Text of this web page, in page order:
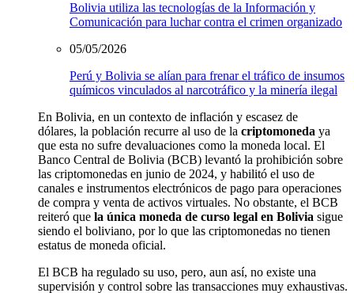
Bolivia utiliza las tecnologías de la Información y
Comunicación para luchar contra el crimen organizado
05/05/2026
Perú y Bolivia se alían para frenar el tráfico de insumos
químicos vinculados al narcotráfico y la minería ilegal
En Bolivia, en un contexto de inflación y escasez de
dólares, la población recurre al uso de la criptomoneda ya
que esta no sufre devaluaciones como la moneda local. El
Banco Central de Bolivia (BCB) levantó la prohibición sobre
las criptomonedas en junio de 2024, y habilitó el uso de
canales e instrumentos electrónicos de pago para operaciones
de compra y venta de activos virtuales. No obstante, el BCB
reiteró que la única moneda de curso legal en Bolivia sigue
siendo el boliviano, por lo que las criptomonedas no tienen
estatus de moneda oficial.
El BCB ha regulado su uso, pero, aun así, no existe una
supervisión y control sobre las transacciones muy exhaustivas.